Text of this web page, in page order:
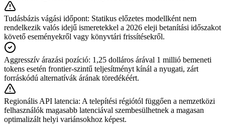
Tudásbázis vágási időpont: Statikus előzetes modellként nem
rendelkezik valós idejű ismeretekkel a 2026 eleji betanítási időszakot
követő eseményekről vagy könyvtári frissítésekről.
Aggresszív árazási pozíció: 1,25 dolláros árával 1 millió bemeneti
tokens esetén frontier-szintű teljesítményt kínál a nyugati, zárt
forráskódú alternatívák árának töredékéért.
Regionális API latencia: A telepítési régiótól függően a nemzetközi
felhasználók magasabb latenciával szembesülhetnek a magasan
optimalizált helyi variánsokhoz képest.